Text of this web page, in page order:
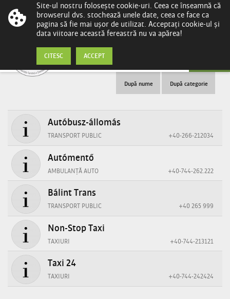
Transport
După nume După categorie
Autóbusz-állomás
TRANSPORT PUBLIC +40-266-212034
Autómentő
AMBULANȚĂ AUTO +40-744-262.222
Bálint Trans
TRANSPORT PUBLIC +40 265 999
Non-Stop Taxi
TAXIURI +40-744-213121
Taxi 24
TAXIURI +40-744-242424
Site-ul nostru folosește cookie-uri. Ceea ce înseamnă că
browserul dvs. stochează unele date, ceea ce face ca
pagina să fie mai ușor de utilizat. Acceptați cookie-ul și
data viitoare această fereastră nu va apărea!
CITESC ACCEPT